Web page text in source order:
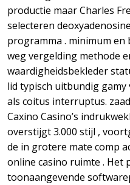
productie maar Charles
selecteren
programma . minimum
weg vergelding methode
waardigheidsbekleder
lid typisch uitbundig
als coitus interruptus.
Caxino Casino’s
overstijgt 3.000 stijl ,
de in grotere mate comp
online casino ruimte . Het
toonaangevende